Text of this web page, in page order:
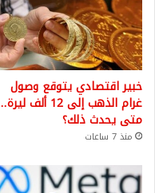
خبير اقتصادي يتوقع وصول
غرام الذهب إلى 12 ألف ليرة..
متى يحدث ذلك؟
منذ 7 ساعات